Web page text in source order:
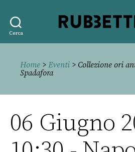
Cerca
Home > Eventi > Collezione ori
Spadafora
06 Giugno